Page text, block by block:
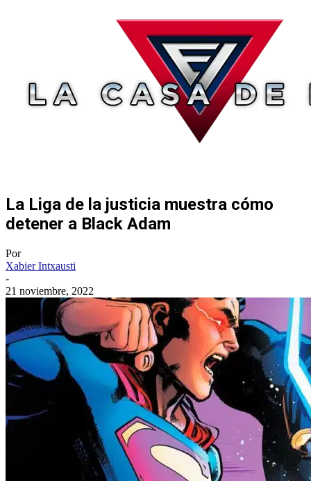
La Liga de la justicia muestra cómo
detener a Black Adam
Por
Xabier Intxausti
-
21 noviembre, 2022